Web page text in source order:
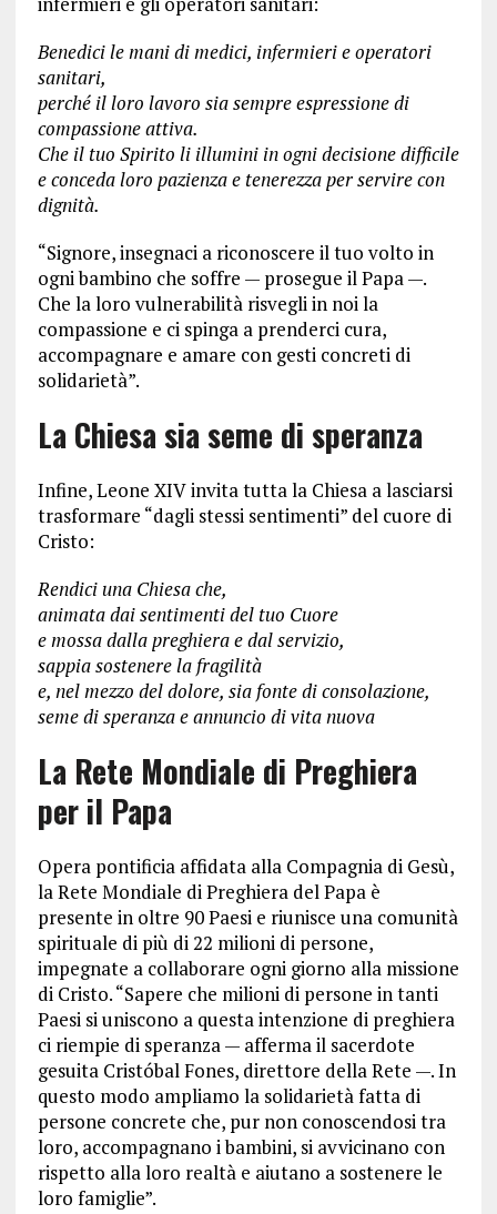
Benedici le mani di medici, infermieri e operatori
sanitari,
perché il loro lavoro sia sempre espressione di
compassione attiva.
Che il tuo Spirito li illumini in ogni decisione difficile
e conceda loro pazienza e tenerezza per servire con
dignità.
“Signore, insegnaci a riconoscere il tuo volto in
ogni bambino che soffre — prosegue il Papa —.
Che la loro vulnerabilità risvegli in noi la
compassione e ci spinga a prenderci cura,
accompagnare e amare con gesti concreti di
solidarietà”.
La Chiesa sia seme di speranza
Infine, Leone XIV invita tutta la Chiesa a lasciarsi
trasformare “dagli stessi sentimenti” del cuore di
Cristo:
Rendici una Chiesa che,
animata dai sentimenti del tuo Cuore
e mossa dalla preghiera e dal servizio,
sappia sostenere la fragilità
e, nel mezzo del dolore, sia fonte di consolazione,
seme di speranza e annuncio di vita nuova
La Rete Mondiale di Preghiera
per il Papa
Opera pontificia affidata alla Compagnia di Gesù,
la Rete Mondiale di Preghiera del Papa è
presente in oltre 90 Paesi e riunisce una comunità
spirituale di più di 22 milioni di persone,
impegnate a collaborare ogni giorno alla missione
di Cristo. “Sapere che milioni di persone in tanti
Paesi si uniscono a questa intenzione di preghiera
ci riempie di speranza — afferma il sacerdote
gesuita Cristóbal Fones, direttore della Rete —. In
questo modo ampliamo la solidarietà fatta di
persone concrete che, pur non conoscendosi tra
loro, accompagnano i bambini, si avvicinano con
rispetto alla loro realtà e aiutano a sostenere le
loro famiglie”.